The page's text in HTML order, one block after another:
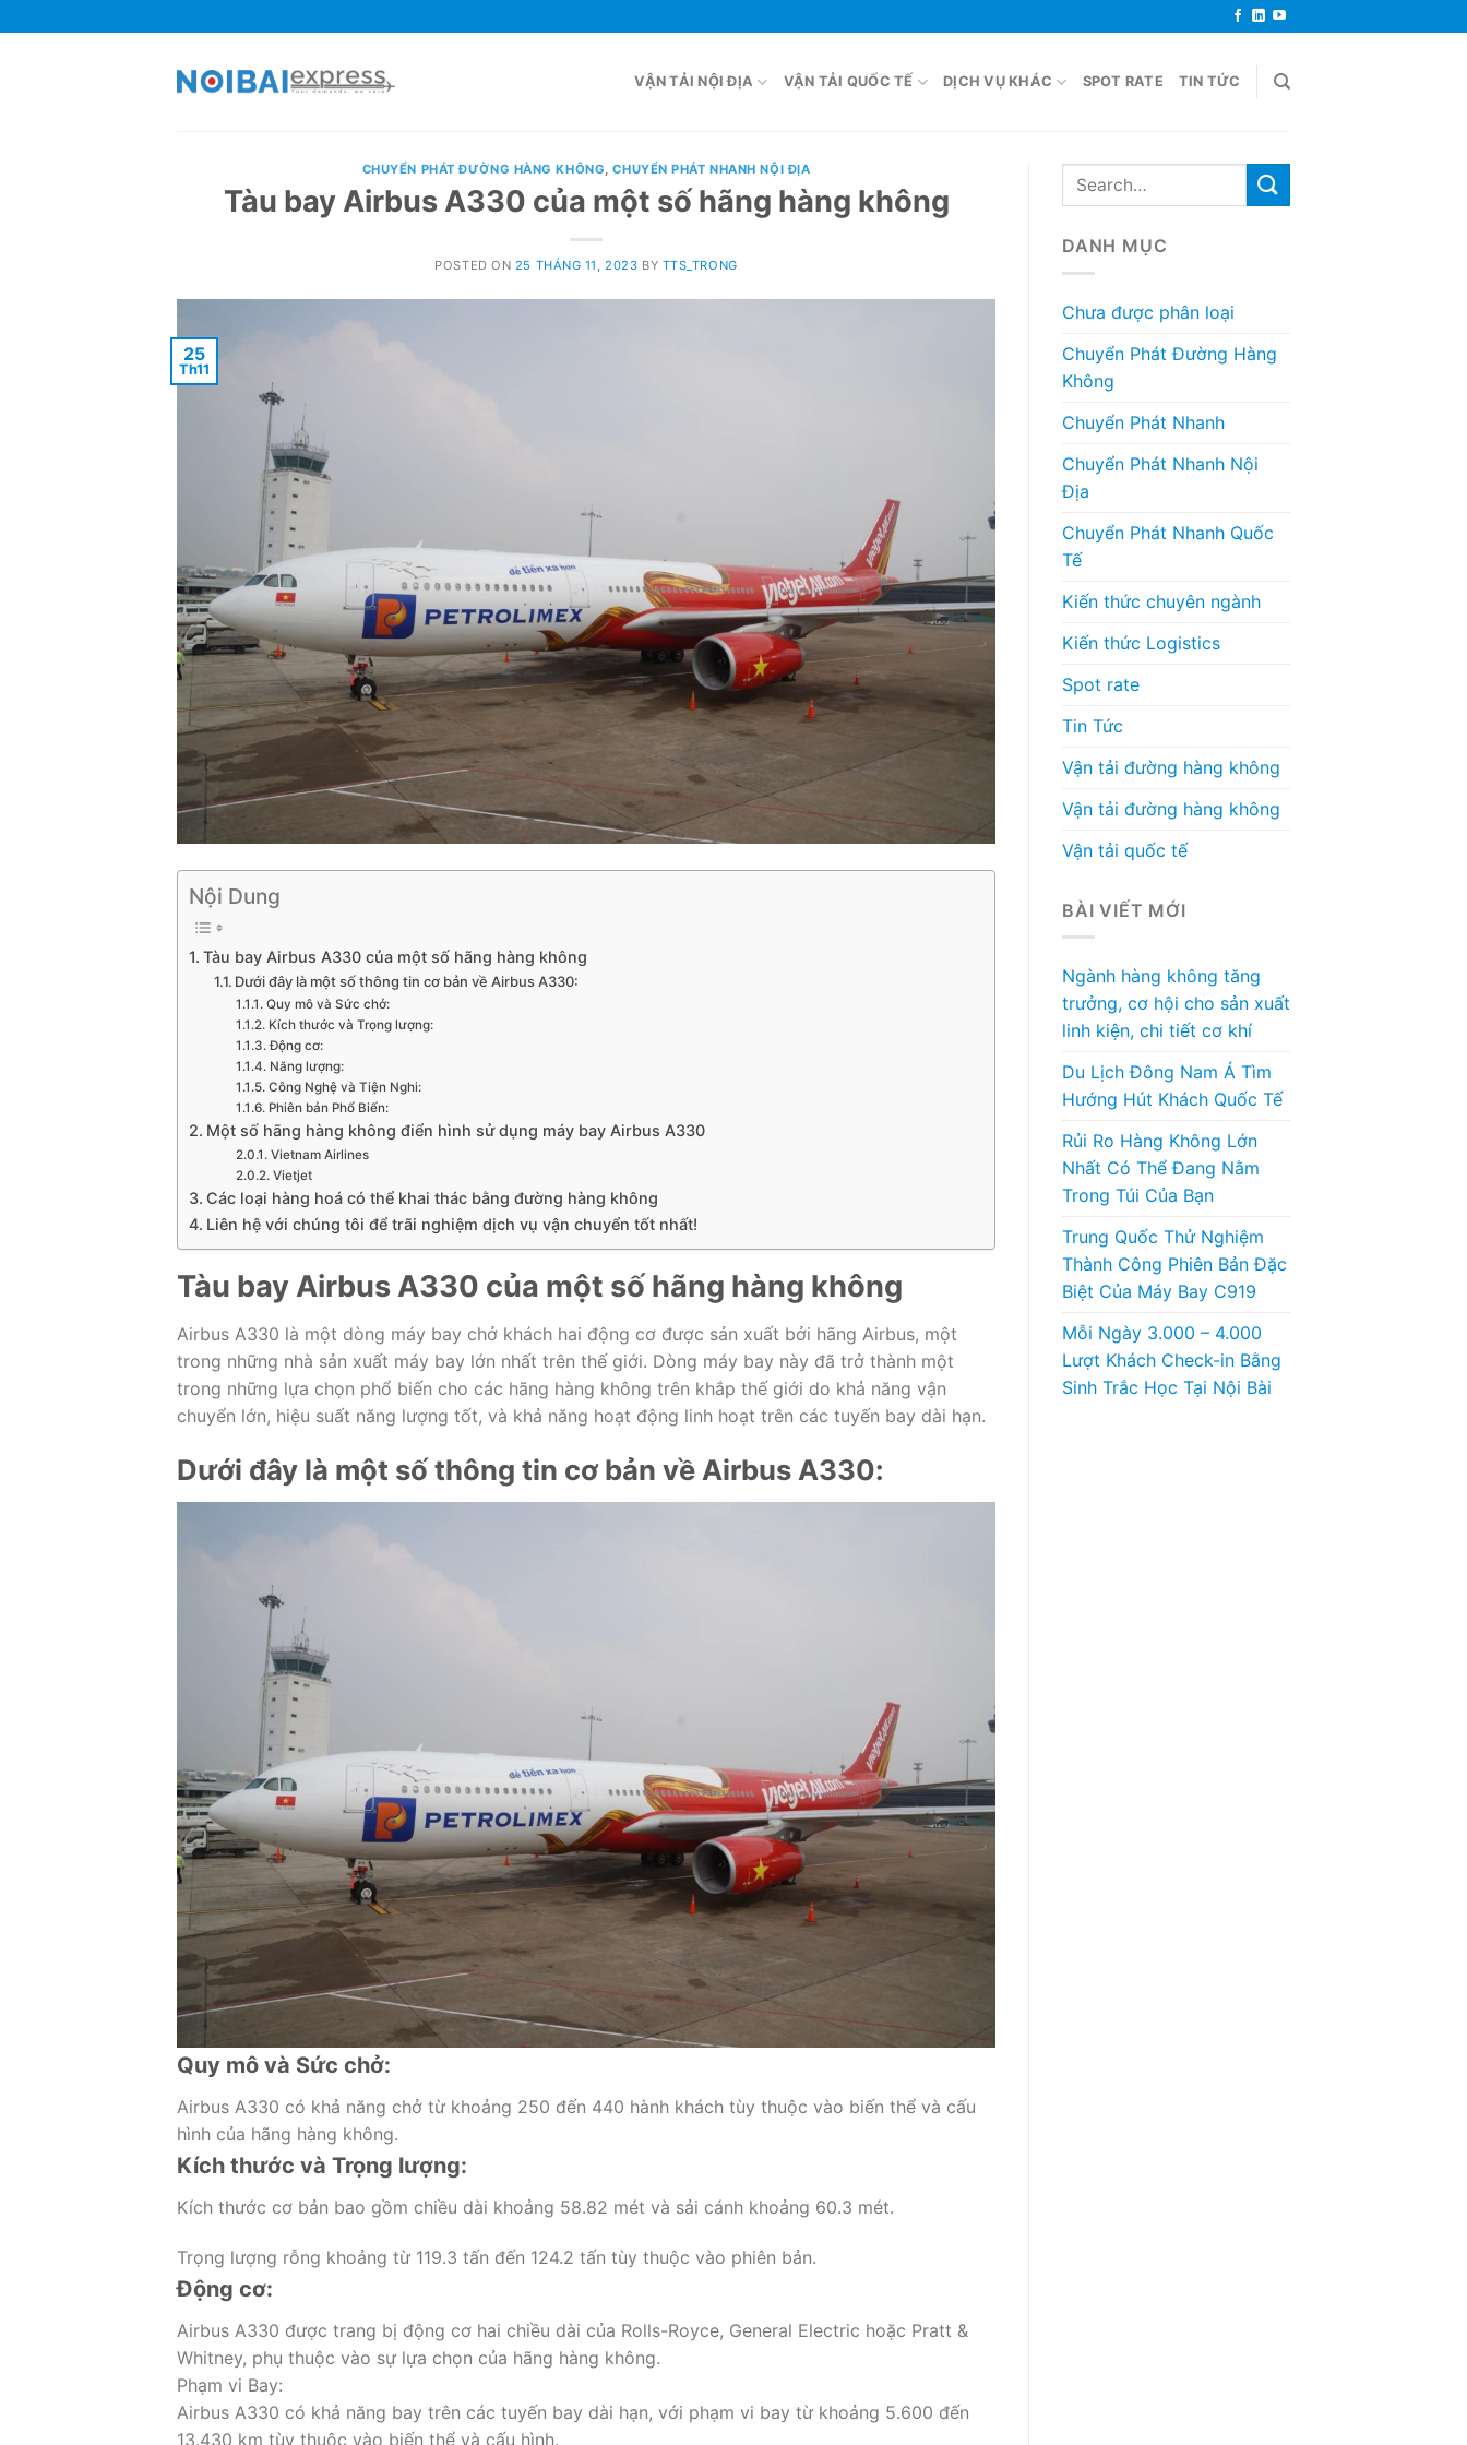
to
VẬN TẢI NỘI ĐỊA VẬN TẢI QUỐC TẾ DỊCH VỤ KHÁC SPOT RATE TIN TỨC
CHUYỂN PHÁT ĐƯỜNG HÀNG KHÔNG,CHUYỂN PHÁT NHANH NỘI ĐỊA
Tàu bay Airbus A330 của một số hãng hàng không
POSTED ON 25 THÁNG 11, 2023 BY TTS_TRONG
25
Th11
Nội Dung
Tàu bay Airbus A330 của một số hãng hàng không
Dưới đây là một số thông tin cơ bản về Airbus A330:
Quy mô và Sức chở:
Kích thước và Trọng lượng:
Động cơ:
Năng lượng:
Công Nghệ và Tiện Nghi:
Phiên bản Phổ Biến:
Một số hãng hàng không điển hình sử dụng máy bay Airbus A330
Vietnam Airlines
Vietjet
Các loại hàng hoá có thể khai thác bằng đường hàng không
Liên hệ với chúng tôi để trãi nghiệm dịch vụ vận chuyển tốt nhất!
Tàu bay Airbus A330 của một số hãng hàng không
Airbus A330 là một dòng máy bay chở khách hai động cơ được sản xuất bởi hãng Airbus, một
trong những nhà sản xuất máy bay lớn nhất trên thế giới. Dòng máy bay này đã trở thành một
trong những lựa chọn phổ biến cho các hãng hàng không trên khắp thế giới do khả năng vận
chuyển lớn, hiệu suất năng lượng tốt, và khả năng hoạt động linh hoạt trên các tuyến bay dài hạn.
Dưới đây là một số thông tin cơ bản về Airbus A330:
Quy mô và Sức chở:
Airbus A330 có khả năng chở từ khoảng 250 đến 440 hành khách tùy thuộc vào biến thể và cấu
hình của hãng hàng không.
Kích thước và Trọng lượng:
Kích thước cơ bản bao gồm chiều dài khoảng 58.82 mét và sải cánh khoảng 60.3 mét.
Trọng lượng rỗng khoảng từ 119.3 tấn đến 124.2 tấn tùy thuộc vào phiên bản.
Động cơ:
Airbus A330 được trang bị động cơ hai chiều dài của Rolls-Royce, General Electric hoặc Pratt &
Whitney, phụ thuộc vào sự lựa chọn của hãng hàng không.
Phạm vi Bay:
Airbus A330 có khả năng bay trên các tuyến bay dài hạn, với phạm vi bay từ khoảng 5.600 đến
13.430 km tùy thuộc vào biến thể và cấu hình.
DANH MỤC
Chưa được phân loại
Chuyển Phát Đường Hàng
Không
Chuyển Phát Nhanh
Chuyển Phát Nhanh Nội
Địa
Chuyển Phát Nhanh Quốc
Tế
Kiến thức chuyên ngành
Kiến thức Logistics
Spot rate
Tin Tức
Vận tải đường hàng không
Vận tải đường hàng không
Vận tải quốc tế
BÀI VIẾT MỚI
Ngành hàng không tăng
trưởng, cơ hội cho sản xuất
linh kiện, chi tiết cơ khí
Du Lịch Đông Nam Á Tìm
Hướng Hút Khách Quốc Tế
Rủi Ro Hàng Không Lớn
Nhất Có Thể Đang Nằm
Trong Túi Của Bạn
Trung Quốc Thử Nghiệm
Thành Công Phiên Bản Đặc
Biệt Của Máy Bay C919
Mỗi Ngày 3.000 – 4.000
Lượt Khách Check-in Bằng
Sinh Trắc Học Tại Nội Bài